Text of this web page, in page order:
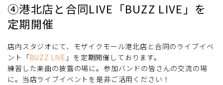
④港北店と合同LIVE「BUZZ LIVE」を
定期開催
店内スタジオにて、モザイクモール港北店と合同のライブイベ
ント「BUZZ LIVE 」を定期開催しております。
練習した楽曲の披露の場に。参加バンドの皆さんの交流の場
に。当店ライブイベントを是非ご活用ください！